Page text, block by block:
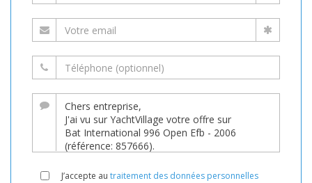
J’accepte au traitement des données personnelles